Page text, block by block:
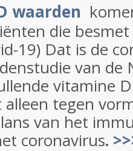
waarden
die
19) Dat is de
van de
vitamine
tegen
van het
coronavirus.